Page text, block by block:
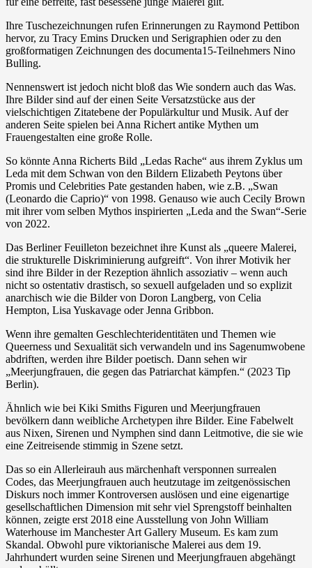
Ihre Tuschezeichnungen rufen Erinnerungen zu Raymond Pettibon
hervor, zu Tracy Emins Drucken und Serigraphien oder zu den
großformatigen Zeichnungen des documenta15-Teilnehmers Nino
Bulling.
Nennenswert ist jedoch nicht bloß das Wie sondern auch das Was.
Ihre Bilder sind auf der einen Seite Versatzstücke aus der
vielschichtigen Zitatebene der Populärkultur und Musik. Auf der
anderen Seite spielen bei Anna Richert antike Mythen um
Frauengestalten eine große Rolle.
So könnte Anna Richerts Bild „Ledas Rache“ aus ihrem Zyklus um
Leda mit dem Schwan von den Bildern Elizabeth Peytons über
Promis und Celebrities Pate gestanden haben, wie z.B. „Swan
(Leonardo die Caprio)“ von 1998. Genauso wie auch Cecily Brown
mit ihrer vom selben Mythos inspirierten „Leda and the Swan“-Serie
von 2022.
Das Berliner Feuilleton bezeichnet ihre Kunst als „queere Malerei,
die strukturelle Diskriminierung aufgreift“. Von ihrer Motivik her
sind ihre Bilder in der Rezeption ähnlich assoziativ – wenn auch
nicht so ostentativ drastisch, so sexuell aufgeladen und so explizit
anarchisch wie die Bilder von Doron Langberg, von Celia
Hempton, Lisa Yuskavage oder Jenna Gribbon.
Wenn ihre gemalten Geschlechteridentitäten und Themen wie
Queerness und Sexualität sich verwandeln und ins Sagenumwobene
abdriften, werden ihre Bilder poetisch. Dann sehen wir
„Meerjungfrauen, die gegen das Patriarchat kämpfen.“ (2023 Tip
Berlin).
Ähnlich wie bei Kiki Smiths Figuren und Meerjungfrauen
bevölkern dann weibliche Archetypen ihre Bilder. Eine Fabelwelt
aus Nixen, Sirenen und Nymphen sind dann Leitmotive, die sie wie
eine Zeitreisende stimmig in Szene setzt.
Das so ein Allerleirauh aus märchenhaft versponnen surrealen
Codes, das Meerjungfrauen auch heutzutage im zeitgenössischen
Diskurs noch immer Kontroversen auslösen und eine eigenartige
gesellschaftlichen Dimension mit sehr viel Sprengstoff beinhalten
können, zeigte erst 2018 eine Ausstellung von John William
Waterhouse im Manchester Art Gallery Museum. Es kam zum
Skandal. Obwohl pure viktorianische Malerei aus dem 19.
Jahrhundert wurden seine Sirenen und Meerjungfrauen abgehängt